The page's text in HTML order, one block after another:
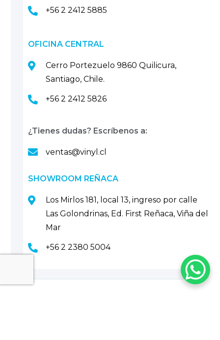
+56 2 2412 5885
OFICINA CENTRAL
Cerro Portezuelo 9860 Quilicura,
Santiago, Chile.
+56 2 2412 5826
¿Tienes dudas? Escríbenos a:
ventas@vinyl.cl
SHOWROOM REÑACA
Los Mirlos 181, local 13, ingreso por calle
Las Golondrinas, Ed. First Reñaca, Viña del
Mar
+56 2 2380 5004